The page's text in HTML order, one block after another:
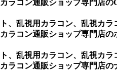
ラコン通販ショップ専門店
、乱視用カラコン、乱視カ
ラコン通販ショップ専門店の
、乱視用カラコン、乱視カ
ラコン通販ショップ専門店の